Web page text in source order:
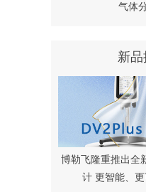
气体
新
博勒飞隆重推出全
计 更智能、